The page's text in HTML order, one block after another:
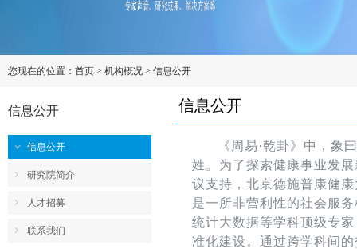
您现在的位置： 首页 > 机构概况 > 信息公开
信息公开
信息公开
研究院简介
人才招募
联系我们
信息公开
《周易·乾卦》中，象
姓。为了探索健康事业发
议支持，北京德施普康健
是一所非营利性的社会服
统计大数据等学科顶级专
准化建设。通过跨学科间